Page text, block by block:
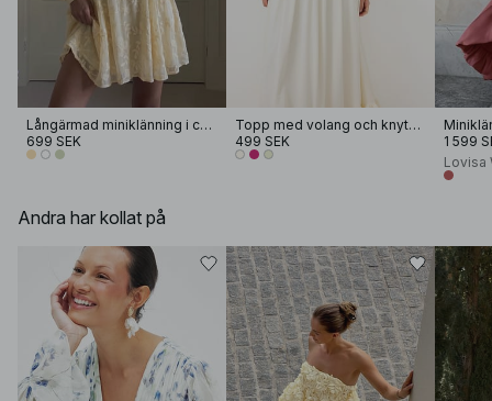
Långärmad miniklänning i chiffon med broderi
699 SEK
Topp med volang och knytband
499 SEK
1 599
Lovisa
Andra har kollat på